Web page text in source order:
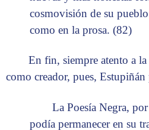
cosmovisión de su
como en la prosa. (82)
En fin, siempre atento a la
como creador, pues,
La Poesía Negra,
podía permanecer en su